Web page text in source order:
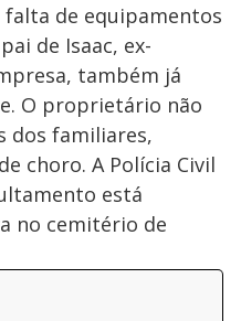
falta de equipamentos
de Isaac, ex-
também já
O proprietário não
dos familiares,
choro. A Polícia Civil
está
no cemitério de